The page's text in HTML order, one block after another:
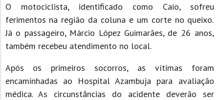
O motociclista, identificado como Caio, sofreu
ferimentos na região da coluna e um corte no queixo.
Já o passageiro, Márcio López Guimarães, de 26 anos,
também recebeu atendimento no local.
Após os primeiros socorros, as vítimas foram
encaminhadas ao Hospital Azambuja para avaliação
médica. As circunstâncias do acidente deverão ser